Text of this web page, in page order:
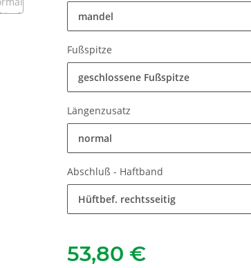
mandel
Fußspitze
geschlossene Fußspitze
Längenzusatz
normal
Abschluß - Haftband
Hüftbef. rechtsseitig
53,80 €